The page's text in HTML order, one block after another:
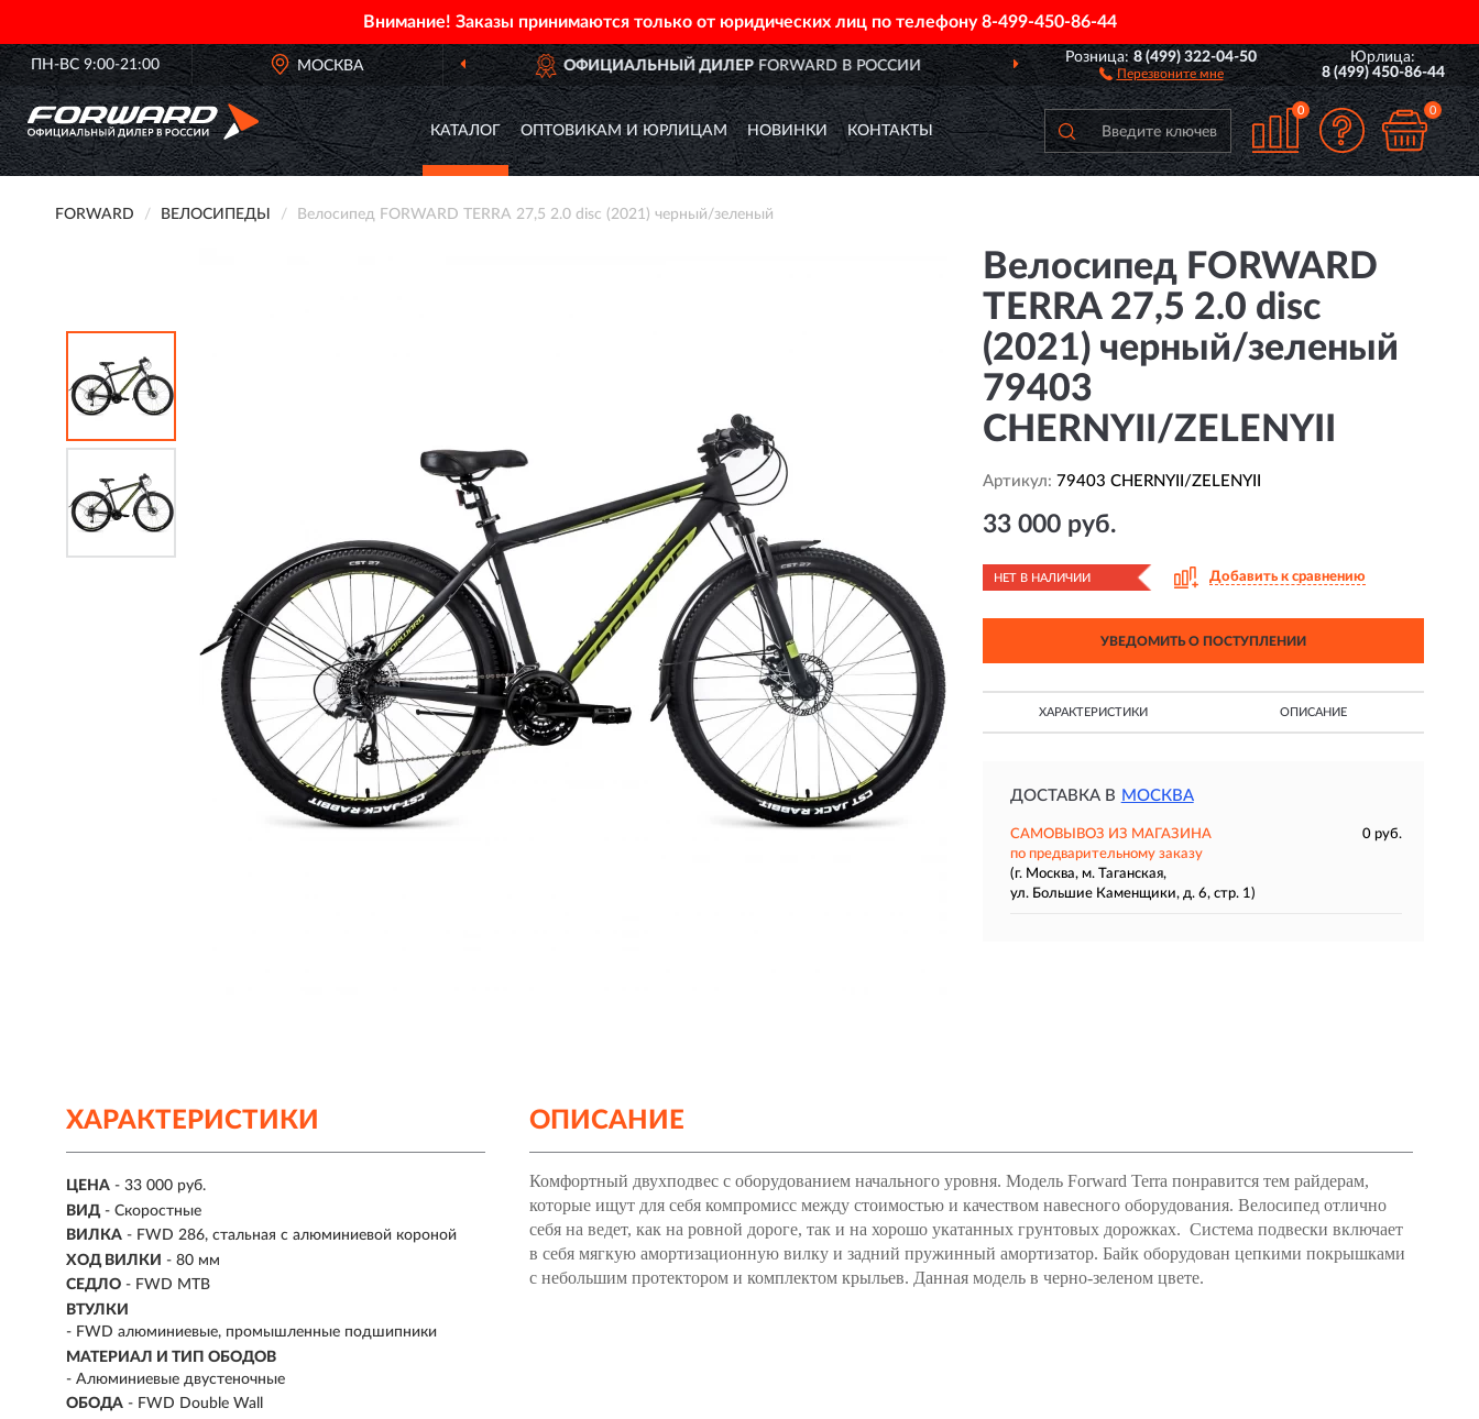
Внимание! Заказы принимаются только от юридических лиц по телефону8-499-450-86-44
ПН-ВС 9:00-21:00 МОСКВА
ОФИЦИАЛЬНЫЙ ДИЛЕРFORWARD В РОССИИ ДОСТАВИМ ПО ВСЕЙ РОССИИ
Розница:8 (499) 322-04-50
Перезвоните мне
Юрлица:
8 (499) 450-86-44
КАТАЛОГ ОПТОВИКАМ И ЮРЛИЦАМ НОВИНКИ КОНТАКТЫ
0 0
FORWARD ВЕЛОСИПЕДЫ Велосипед FORWARD TERRA 27,5 2.0 disc (2021) черный/зеленый
Велосипед FORWARD
TERRA 27,5 2.0 disc
(2021) черный/зеленый
79403
CHERNYII/ZELENYII
Артикул: 79403 CHERNYII/ZELENYII
33 000 руб.
НЕТ В НАЛИЧИИ Добавить к сравнению
УВЕДОМИТЬ О ПОСТУПЛЕНИИ
ХАРАКТЕРИСТИКИ ОПИСАНИЕ
ДОСТАВКА В МОСКВА
САМОВЫВОЗ ИЗ МАГАЗИНА
0 руб.
по предварительному заказу
(г. Москва, м. Таганская,
ул. Большие Каменщики, д. 6, стр. 1)
ХАРАКТЕРИСТИКИ
ЦЕНА - 33 000 руб.
ВИД - Скоростные
ВИЛКА - FWD 286, стальная с алюминиевой короной
ХОД ВИЛКИ - 80 мм
СЕДЛО - FWD MTB
ВТУЛКИ
- FWD алюминиевые, промышленные подшипники
МАТЕРИАЛ И ТИП ОБОДОВ
- Алюминиевые двустеночные
ОБОДА - FWD Double Wall
ОПИСАНИЕ
Комфортный двухподвес с оборудованием начального уровня. Модель Forward Terra понравится тем райдерам,
которые ищут для себя компромисс между стоимостью и качеством навесного оборудования. Велосипед отлично
себя на ведет, как на ровной дороге, так и на хорошо укатанных грунтовых дорожках. Система подвески включает
в себя мягкую амортизационную вилку и задний пружинный амортизатор. Байк оборудован цепкими покрышками
с небольшим протектором и комплектом крыльев. Данная модель в черно-зеленом цвете.